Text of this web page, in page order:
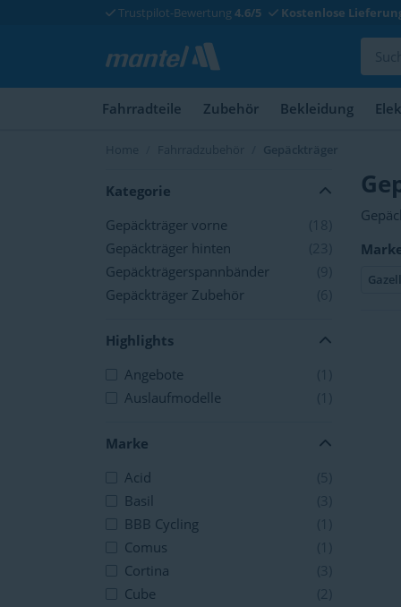
Trustpilot-Bewertung 4.6/5 Kostenlose
Fahrradteile Zubehör Bekleidung
Home Fahrradzubehör Gepäckträger
Kategorie
Gepäckträger vorne
(18)
Gepäckträger hinten
(23)
Gepäckträgerspannbänder
(9)
Gepäckträger Zubehör
(6)
Highlights
Angebote
(1)
Auslaufmodelle
(1)
Marke
Acid
(5)
Basil
(3)
BBB Cycling
(1)
Comus
(1)
Cortina
(3)
Cube
(2)